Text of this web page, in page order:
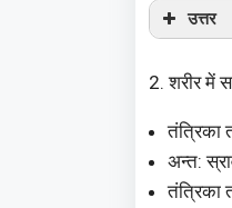
उत्तर
2. शरीर में
तंत्रिका
अन्त:
तंत्रिका